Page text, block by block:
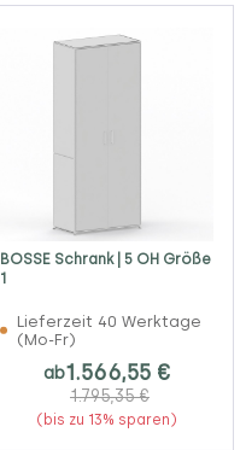
BOSSE Schrank | 5 OH Größe
1
Lieferzeit 40 Werktage
(Mo-Fr)
ab1.566,55 €
1.795,35 €
(bis zu 13% sparen)